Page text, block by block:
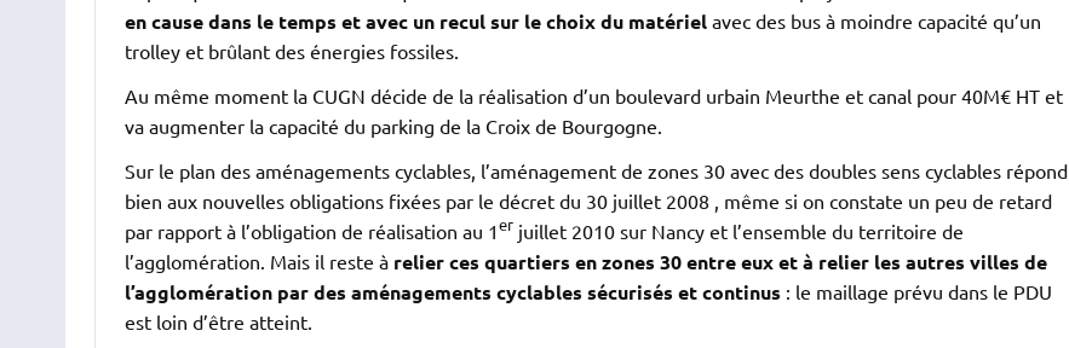
en cause dans le temps et avec un recul sur le choix du matériel avec des bus à moindre capacité qu’un
trolley et brûlant des énergies fossiles.
Au même moment la CUGN décide de la réalisation d’un boulevard urbain Meurthe et canal pour 40M€ HT et
va augmenter la capacité du parking de la Croix de Bourgogne.
Sur le plan des aménagements cyclables, l’aménagement de zones 30 avec des doubles sens cyclables répond
bien aux nouvelles obligations fixées par le décret du 30 juillet 2008 , même si on constate un peu de retard
par rapport à l’obligation de réalisation au 1erjuillet 2010 sur Nancy et l’ensemble du territoire de
l’agglomération. Mais il reste à relier ces quartiers en zones 30 entre eux et à relier les autres villes de
l’agglomération par des aménagements cyclables sécurisés et continus : le maillage prévu dans le PDU
est loin d’être atteint.